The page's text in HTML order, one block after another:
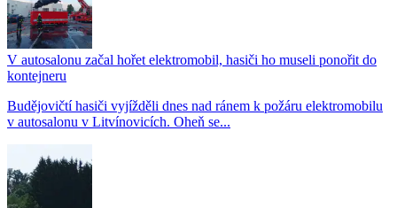
V autosalonu začal hořet elektromobil, hasiči ho museli ponořit do
kontejneru
Budějovičtí hasiči vyjížděli dnes nad ránem k požáru elektromobilu
v autosalonu v Litvínovicích. Oheň se...